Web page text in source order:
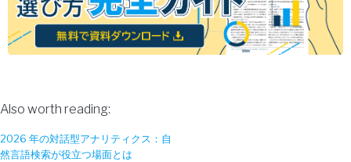
Also worth reading:
2026 年の対話型アナリティクス：自
然言語検索が役立つ場面とは